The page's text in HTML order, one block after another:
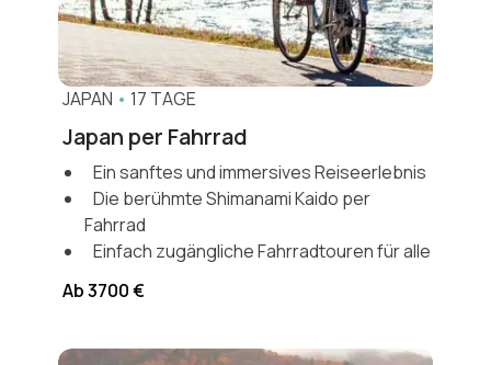
JAPAN • 17 TAGE
Japan per Fahrrad
Ein sanftes und immersives Reiseerlebnis
Die berühmte Shimanami Kaido per
Fahrrad
Einfach zugängliche Fahrradtouren für alle
Ab 3700 €